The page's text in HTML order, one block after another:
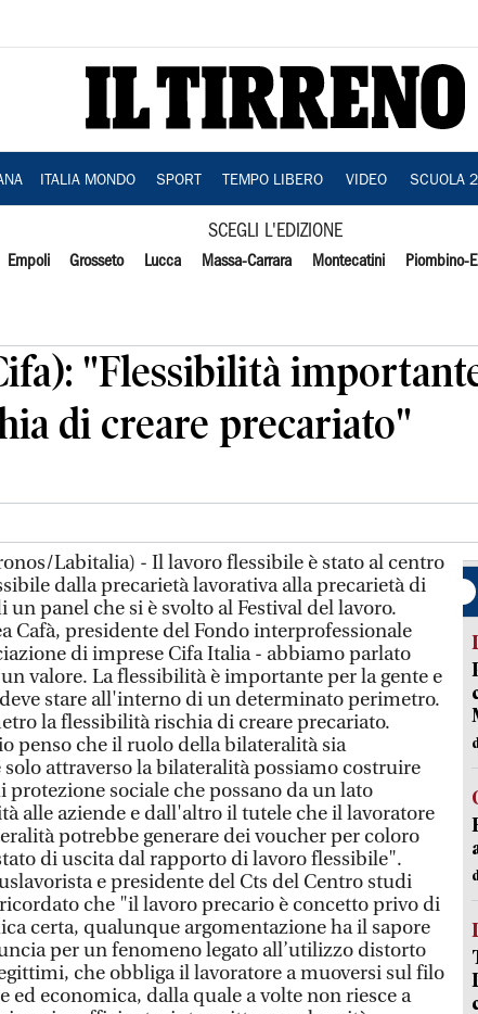
ITALIA MONDO SPORT TEMPO LIBERO VIDEO SCUOLA
SCEGLI L'EDIZIONE
Empoli Grosseto Lucca Massa-Carrara Montecatini Piombino-
"Flessibilità
di creare precariato"
Labitalia) - Il lavoro flessibile è stato al centro
dalla precarietà lavorativa alla precarietà di
un panel che si è svolto al Festival del lavoro.
Cafà, presidente del Fondo interprofessionale
di imprese Cifa Italia - abbiamo parlato
valore. La flessibilità è importante per la gente e
stare all'interno di un determinato perimetro.
la flessibilità rischia di creare precariato.
penso che il ruolo della bilateralità sia
attraverso la bilateralità possiamo costruire
sociale che possano da un lato
alle aziende e dall'altro il tutele che il lavoratore
potrebbe generare dei voucher per coloro
di uscita dal rapporto di lavoro flessibile".
e presidente del Cts del Centro studi
che "il lavoro precario è concetto privo di
certa, qualunque argomentazione ha il sapore
per un fenomeno legato all’utilizzo distorto
che obbliga il lavoratore a muoversi sul filo
ed economica, dalla quale a volte non riesce a